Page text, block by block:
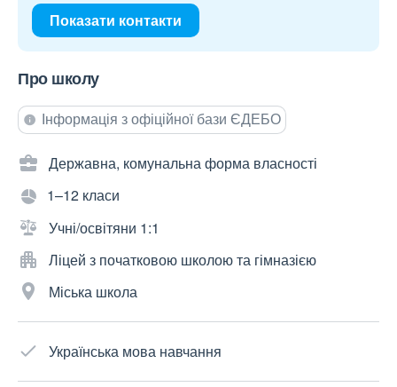
Показати контакти
Про школу
Інформація з офіційної бази ЄДЕБО
Державна, комунальна форма власності
1–12 класи
Учні/освітяни 1:1
Ліцей з початковою школою та гімназією
Міська школа
Українська мова навчання